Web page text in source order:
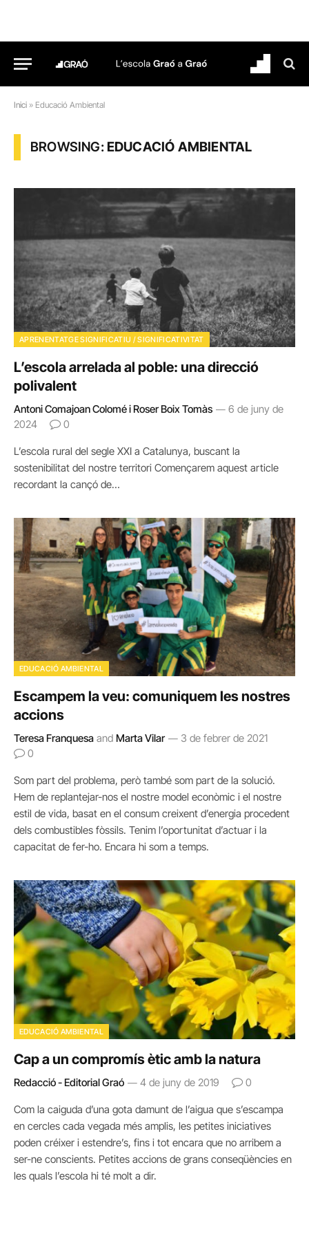
Inici » Educació Ambiental
BROWSING:EDUCACIÓ AMBIENTAL
APRENENTATGE SIGNIFICATIU / SIGNIFICATIVITAT
L’escola arrelada al poble: una direcció
polivalent
Antoni Comajoan Colomé i Roser Boix Tomàs
6 de juny de
2024
0
L’escola rural del segle XXI a Catalunya, buscant la
sostenibilitat del nostre territori Començarem aquest article
recordant la cançó de…
EDUCACIÓ AMBIENTAL
Escampem la veu: comuniquem les nostres
accions
Teresa Franquesa and Marta Vilar
3 de febrer de 2021
0
Som part del problema, però també som part de la solució.
Hem de replantejar-nos el nostre model econòmic i el nostre
estil de vida, basat en el consum creixent d’energia procedent
dels combustibles fòssils. Tenim l’oportunitat d’actuar i la
capacitat de fer-ho. Encara hi som a temps.
EDUCACIÓ AMBIENTAL
Cap a un compromís ètic amb la natura
Redacció - Editorial Graó 4 de juny de 2019 0
Com la caiguda d’una gota damunt de l’aigua que s’escampa
en cercles cada vegada més amplis, les petites iniciatives
poden créixer i estendre’s, fins i tot encara que no arribem a
ser-ne conscients. Petites accions de grans conseqüències en
les quals l’escola hi té molt a dir.